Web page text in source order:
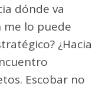
dónde va
me lo puede
¿Hacia
Escobar no